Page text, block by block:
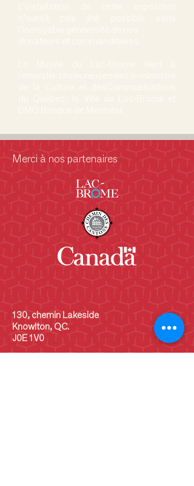
L’installation de cette exposition
n’aurait pas été possible sans
l’incroyable générosité de nos
donateurs et commanditaires.
Le Musée du Lac-Brome tient à
remercier chaleureusement le ministère
de la Culture et desCommunications
du Québec, la Ville de Lac-Brome et
BMO Banque de Montréal.
Merci à nos partenaires
130, chemin Lakeside
Knowlton, QC.
J0E 1V0